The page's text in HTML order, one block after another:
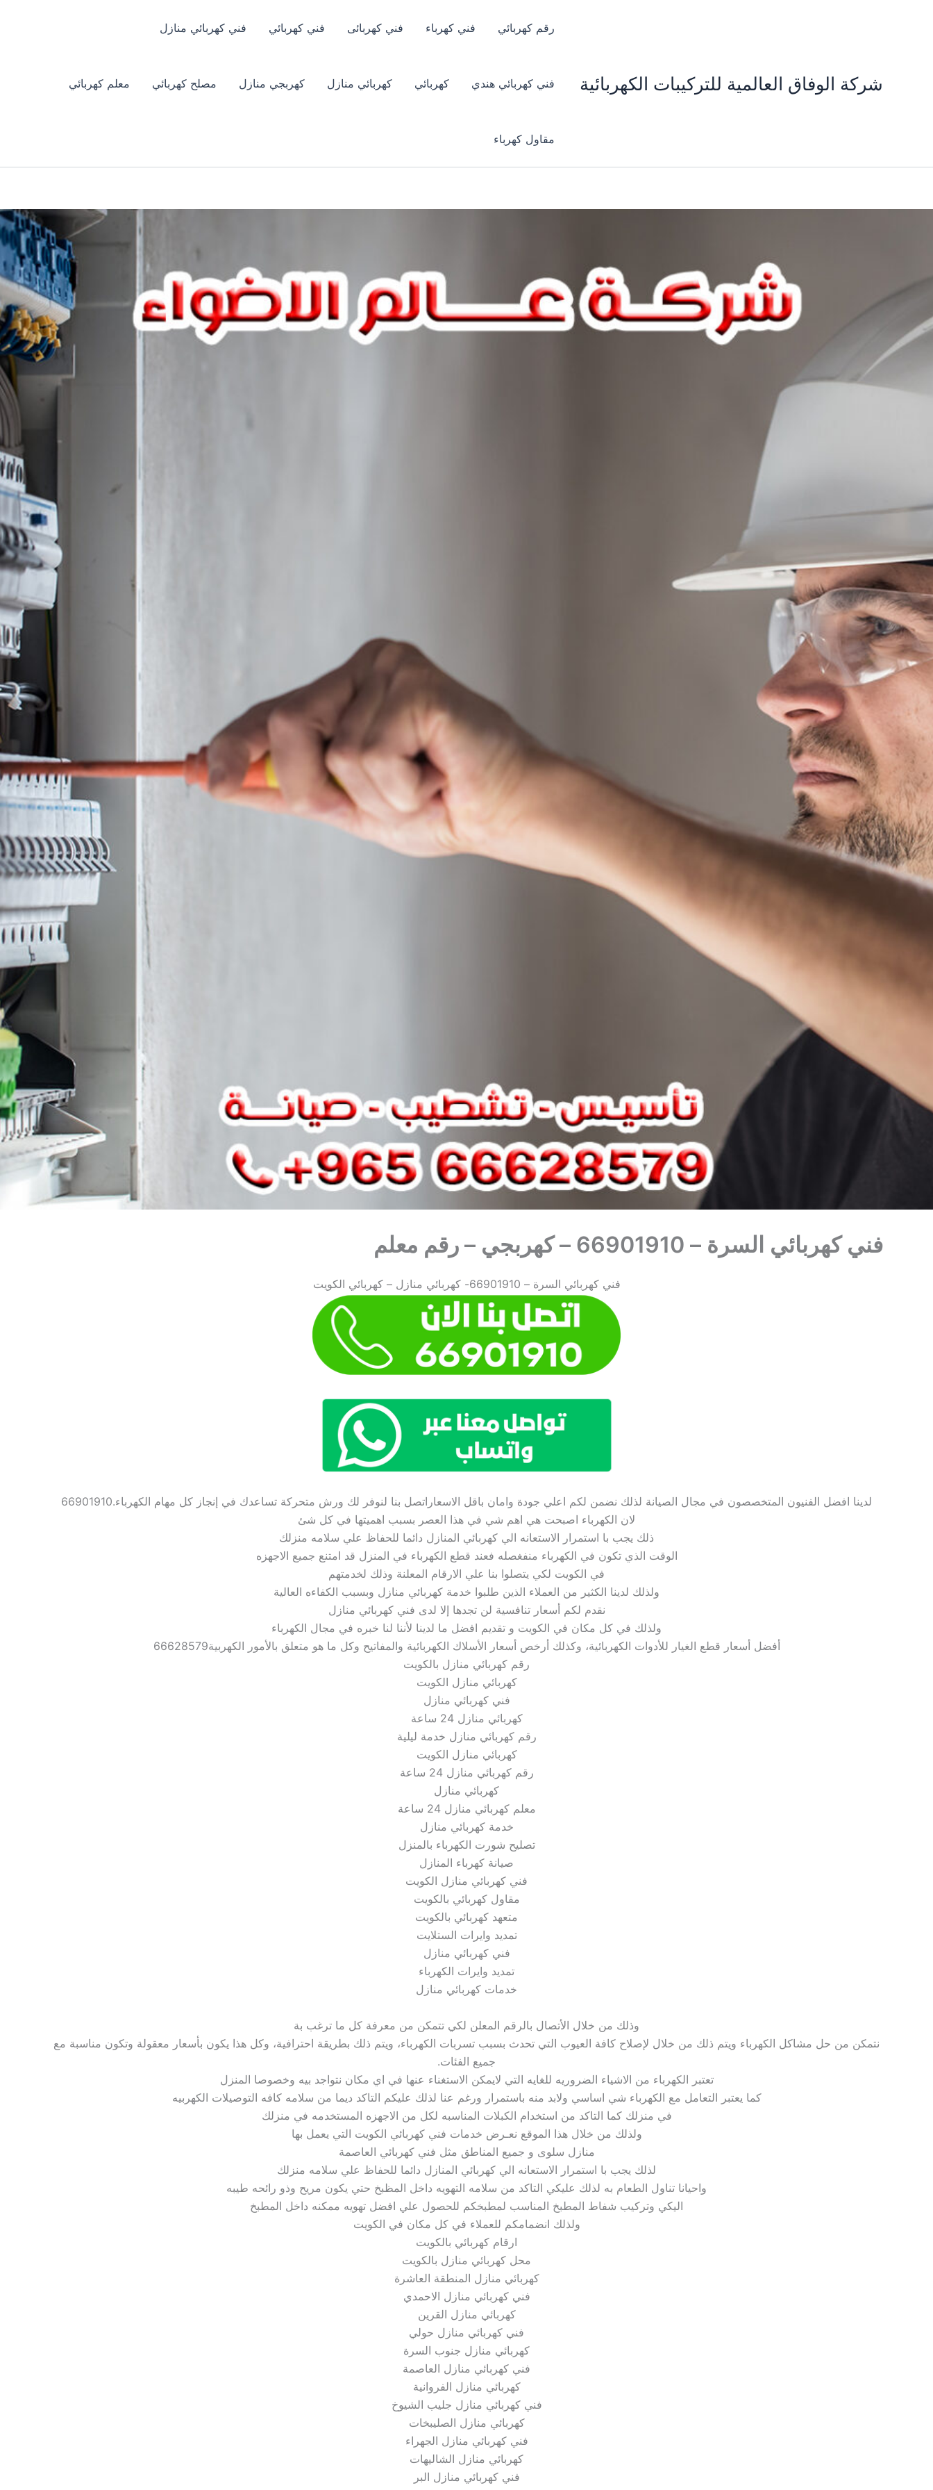
شركة الوفاق العالمية للتركيبات الكهربائية
رقم كهربائي فني كهرباء فني كهربائى فني كهربائي فني كهربائي منازل
فني كهربائي هندي كهربائي كهربائي منازل كهربجي منازل مصلح كهربائي معلم كهربائي
مقاول كهرباء
فني كهربائي السرة – 66901910 – كهربجي – رقم معلم
فني كهربائي السرة – 66901910- كهربائي منازل – كهربائي الكويت
لدينا افضل الفنيون المتخصصون في مجال الصيانة لذلك نضمن لكم اعلي جودة وامان باقل الاسعاراتصل بنا لنوفر لك ورش متحركة تساعدك في إنجاز كل مهام الكهرباء.66901910
لان الكهرباء اصبحت هي اهم شي في هذا العصر بسبب اهميتها في كل شئ
ذلك يجب با استمرار الاستعانه الي كهربائي المنازل دائما للحفاظ علي سلامه منزلك
الوقت الذي تكون في الكهرباء منفغصله فعند قطع الكهرباء في المنزل قد امتنع جميع الاجهزه
في الكويت لكي يتصلوا بنا علي الارقام المعلنة وذلك لخدمتهم
ولذلك لدينا الكثير من العملاء الذين طلبوا خدمة كهربائي منازل وبسبب الكفاءه العالية
نقدم لكم أسعار تنافسية لن تجدها إلا لدى فني كهربائي منازل
ولذلك في كل مكان في الكويت و تقديم افضل ما لدينا لأننا لنا خبره في مجال الكهرباء
أفضل أسعار قطع الغيار للأدوات الكهربائية، وكذلك أرخص أسعار الأسلاك الكهربائية والمفاتيح وكل ما هو متعلق بالأمور الكهربية66628579
رقم كهربائي منازل بالكويت
كهربائي منازل الكويت
فني كهربائي منازل
كهربائي منازل 24 ساعة
رقم كهربائي منازل خدمة ليلية
كهربائي منازل الكويت
رقم كهربائي منازل 24 ساعة
كهربائي منازل
معلم كهربائي منازل 24 ساعة
خدمة كهربائي منازل
تصليح شورت الكهرباء بالمنزل
صيانة كهرباء المنازل
فني كهربائي منازل الكويت
مقاول كهربائي بالكويت
متعهد كهربائي بالكويت
تمديد وايرات الستلايت
فني كهربائي منازل
تمديد وايرات الكهرباء
خدمات كهربائي منازل
وذلك من خلال الأتصال بالرقم المعلن لكي تتمكن من معرفة كل ما ترغب بة
نتمكن من حل مشاكل الكهرباء ويتم ذلك من خلال لإصلاح كافة العيوب التي تحدث بسبب تسربات الكهرباء، ويتم ذلك بطريقة احترافية، وكل هذا يكون بأسعار معقولة وتكون مناسبة مع
جميع الفئات.
تعتبر الكهرباء من الاشياء الضروريه للغايه التي لايمكن الاستغناء عنها في اي مكان نتواجد بيه وخصوصا المنزل
كما يعتبر التعامل مع الكهرباء شي اساسي ولابد منه باستمرار ورغم عنا لذلك عليكم التاكد ديما من سلامه كافه التوصيلات الكهربيه
في منزلك كما التاكد من استخدام الكبلات المناسبه لكل من الاجهزه المستخدمه في منزلك
ولذلك من خلال هذا الموقع نعـرض خدمات فني كهربائي الكويت التي يعمل بها
منازل سلوى و جميع المناطق مثل فني كهربائي العاصمة
لذلك يجب با استمرار الاستعانه الي كهربائي المنازل دائما للحفاظ علي سلامه منزلك
واحيانا تناول الطعام به لذلك عليكي التاكد من سلامه التهويه داخل المظبخ حتي يكون مريح وذو رائحه طيبه
اليكي وتركيب شفاط المطبخ المناسب لمطبخكم للحصول علي افضل تهويه ممكنه داخل المطبخ
ولذلك انضمامكم للعملاء في كل مكان في الكويت
ارقام كهربائي بالكويت
محل كهربائي منازل بالكويت
كهربائي منازل المنطقة العاشرة
فني كهربائي منازل الاحمدي
كهربائي منازل القرين
فني كهربائي منازل حولي
كهربائي منازل جنوب السرة
فني كهربائي منازل العاصمة
كهربائي منازل الفروانية
فني كهربائي منازل جليب الشيوخ
كهربائي منازل الصليبخات
فني كهربائي منازل الجهراء
كهربائي منازل الشاليهات
فني كهربائي منازل البر